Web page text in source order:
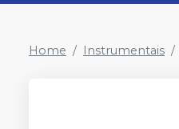
Home Instrumentais